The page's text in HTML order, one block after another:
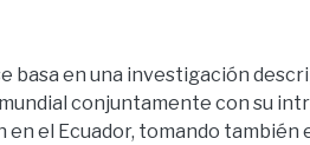
basa en una investigación
conjuntamente con su
el Ecuador, tomando también